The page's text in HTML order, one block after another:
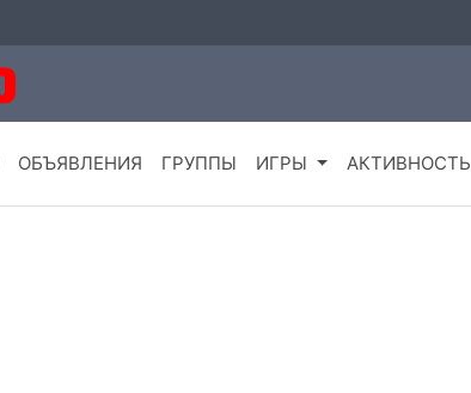
ОБЪЯВЛЕНИЯ ГРУППЫ ИГРЫ АКТИВНОСТЬ